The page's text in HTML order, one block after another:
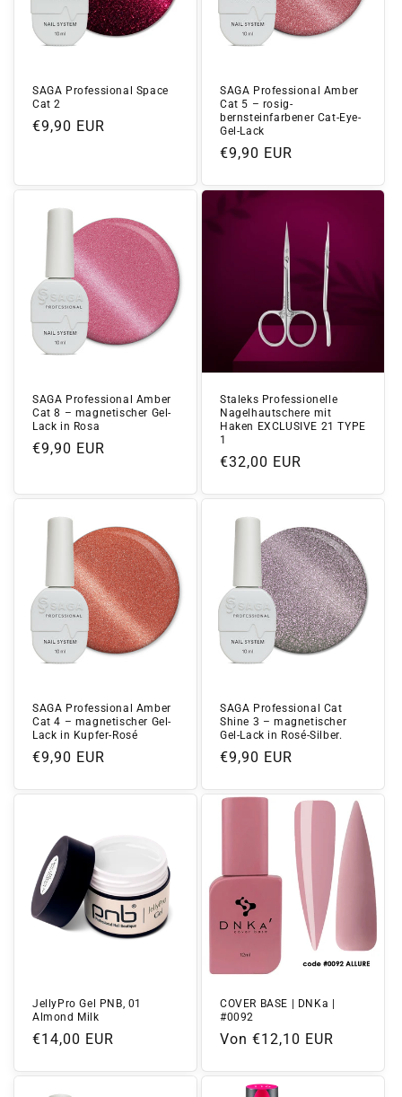
SAGA Professional Space
Cat 2
Normaler
€9,90 EUR
SAGA Professional Amber
Cat 5 – rosig-
bernsteinfarbener Cat-Eye-
Gel-Lack
Normaler
€9,90 EUR
SAGA Professional Amber
Cat 8 – magnetischer Gel-
Lack in Rosa
Normaler
€9,90 EUR
Staleks Professionelle
Nagelhautschere mit
Haken EXCLUSIVE 21 TYPE
1
Normaler
€32,00 EUR
SAGA Professional Amber
Cat 4 – magnetischer Gel-
Lack in Kupfer-Rosé
Normaler
€9,90 EUR
SAGA Professional Cat
Shine 3 – magnetischer
Gel-Lack in Rosé-Silber.
Normaler
€9,90 EUR
JellyPro Gel PNB, 01
Almond Milk
Normaler
€14,00 EUR
COVER BASE | DNKa |
#0092
Normaler
Von €12,10 EUR